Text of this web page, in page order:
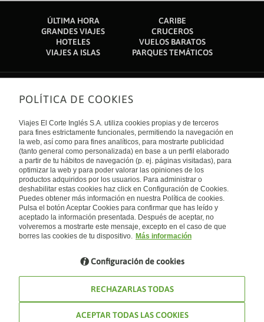
ÚLTIMA HORA
CARIBE
GRANDES VIAJES
CRUCEROS
HOTELES
VUELOS BARATOS
VIAJES A ISLAS
PARQUES TEMÁTICOS
Sobre nosotros
Quiénes somos
Financiación
Sostenibilidad
Turismo accesible
Tarjeta El Corte Inglés
Trabaja con nosotros
El Corte Inglés
Canal Ético
Enlaces de interés
Guías de viaje
Catálogos
Auto check-in
Condiciones Generales
Política de privacidad
Política de cookies
Accesibilidad
Empresas/ Grupos
Internacional
España
Visita nuestro blog
Blog de Viajes el Corte inglés
POLÍTICA DE COOKIES
Viajes El Corte Inglés S.A. utiliza cookies propias y de terceros
para fines estrictamente funcionales, permitiendo la navegación en
la web, así como para fines analíticos, para mostrarte publicidad
(tanto general como personalizada) en base a un perfil elaborado
a partir de tu hábitos de navegación (p. ej. páginas visitadas), para
optimizar la web y para poder valorar las opiniones de los
productos adquiridos por los usuarios. Para administrar o
deshabilitar estas cookies haz click en Configuración de Cookies.
Puedes obtener más información en nuestra Política de cookies.
Pulsa el botón Aceptar Cookies para confirmar que has leído y
aceptado la información presentada. Después de aceptar, no
volveremos a mostrarte este mensaje, excepto en el caso de que
borres las cookies de tu dispositivo. Más información
Configuración de cookies
RECHAZARLAS TODAS
ACEPTAR TODAS LAS COOKIES